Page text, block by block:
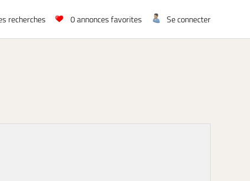
recherches 0annonces favorites Se connecter